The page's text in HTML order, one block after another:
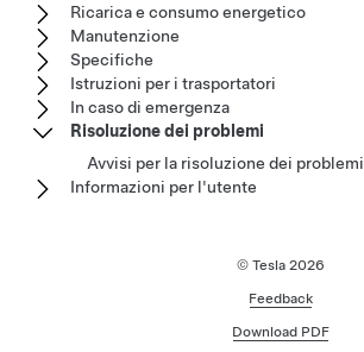
Ricarica e consumo energetico
Manutenzione
Specifiche
Istruzioni per i trasportatori
In caso di emergenza
Risoluzione dei problemi
Avvisi per la risoluzione dei problemi
Informazioni per l'utente
© Tesla 2026
Feedback
Download PDF